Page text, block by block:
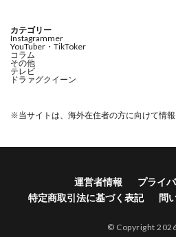
カテゴリー
Instagrammer
YouTuber・TikToker
コラム
その他
テレビ
ドラァグクイーン
※当サイトは、海外在住者の方に向けて情報
運営者情報
プライ
特定商取引法に基づく表記
問
© Copyright